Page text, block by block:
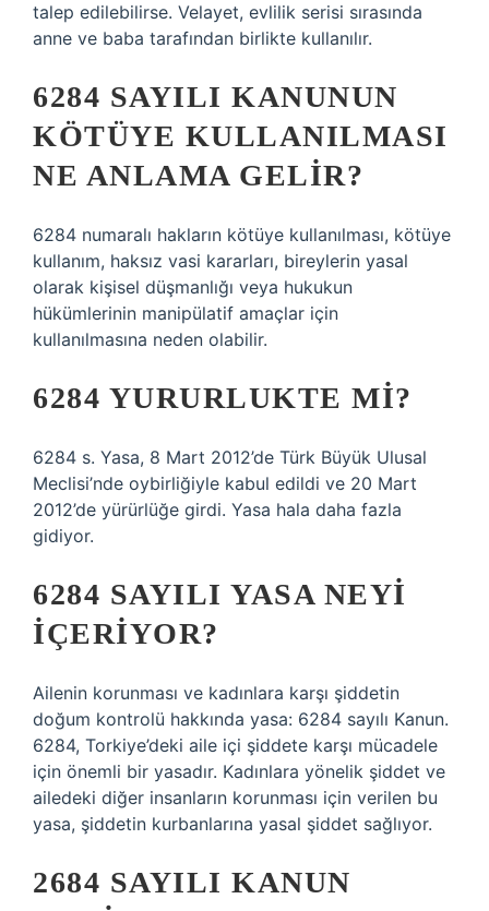
talep edilebilirse. Velayet, evlilik serisi sırasında
anne ve baba tarafından birlikte kullanılır.
6284 SAYILI KANUNUN
KÖTÜYE KULLANILMASI
NE ANLAMA GELIR?
6284 numaralı hakların kötüye kullanılması, kötüye
kullanım, haksız vasi kararları, bireylerin yasal
olarak kişisel düşmanlığı veya hukukun
hükümlerinin manipülatif amaçlar için
kullanılmasına neden olabilir.
6284 YURURLUKTE MI?
6284 s. Yasa, 8 Mart 2012’de Türk Büyük Ulusal
Meclisi’nde oybirliğiyle kabul edildi ve 20 Mart
2012’de yürürlüğe girdi. Yasa hala daha fazla
gidiyor.
6284 SAYILI YASA NEYI
IÇERIYOR?
Ailenin korunması ve kadınlara karşı şiddetin
doğum kontrolü hakkında yasa: 6284 sayılı Kanun.
6284, Torkiye’deki aile içi şiddete karşı mücadele
için önemli bir yasadır. Kadınlara yönelik şiddet ve
ailedeki diğer insanların korunması için verilen bu
yasa, şiddetin kurbanlarına yasal şiddet sağlıyor.
2684 SAYILI KANUN